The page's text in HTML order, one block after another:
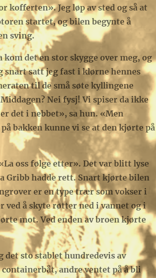
kofferten». Jeg løp av sted og så at
startet, og bilen begynte å
sving.
det en stor skygge over meg, og
snart satt jeg fast i klørne hennes
til de små søte kyllingene
Nei fysj! Vi spiser da ikke
det i nebbet», sa hun. «Men
bakken kunne vi se at den kjørte på
oss følge etter». Det var blitt lyse
Gribb hadde rett. Snart kjørte bilen
er en type trær som vokser i
ved å skyte røtter ned i vannet og i
mot. Ved enden av broen kjørte
det sto stablet hundredevis av
andre ventet på å bli